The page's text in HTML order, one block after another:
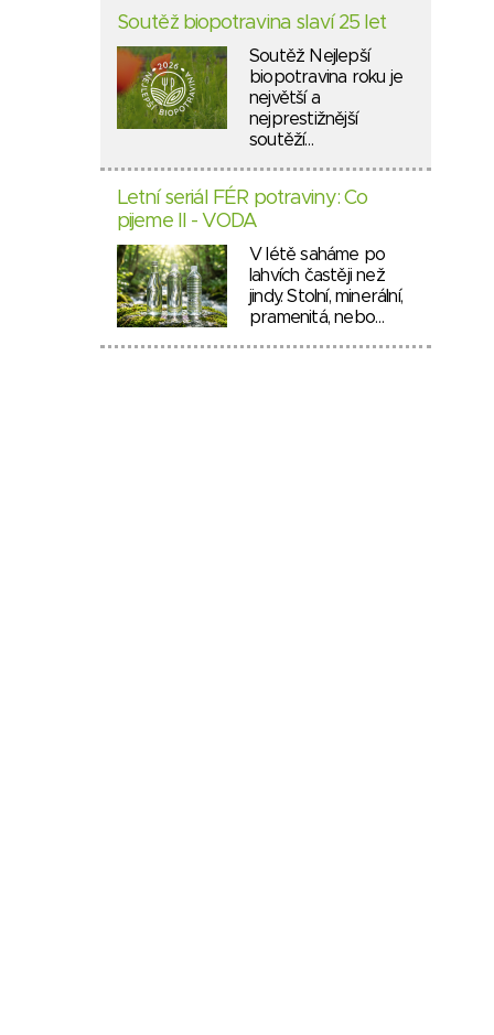
Soutěž biopotravina slaví 25 let
Soutěž Nejlepší
biopotravina roku je
největší a
nejprestižnější
soutěží…
Letní seriál FÉR potraviny: Co
pijeme II - VODA
V létě saháme po
lahvích častěji než
jindy. Stolní, minerální,
pramenitá, nebo…